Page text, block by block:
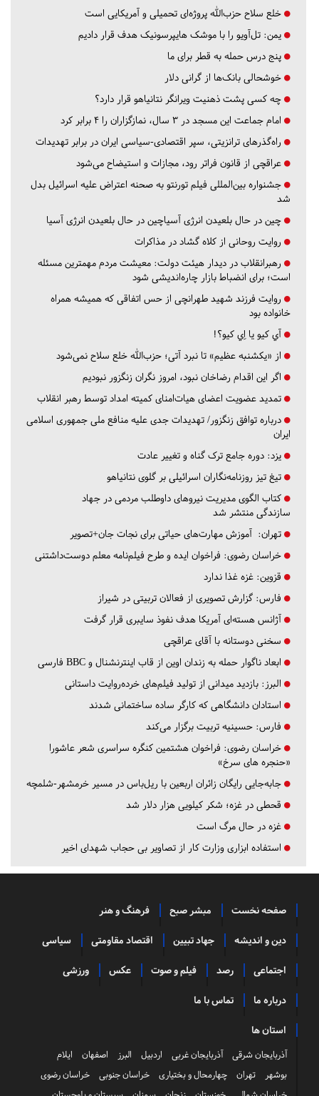
خلع سلاح حزب‌الله پروژه‌ای تحمیلی و آمریکایی است
یمن: تل‌آویو را با موشک هایپرسونیک هدف قرار دادیم
پنج درس‌ حمله به قطر برای ما
خوشحالی بانک‌ها از گرانی دلار
چه کسی پشت ذهنیت ویرانگر نتانیاهو قرار دارد؟
امام جماعت این مسجد در ۳ سال، نمازگزاران را ۴ برابر کرد
راه‌گذرهای ترانزیتی، سپر اقتصادی-سیاسی ایران در برابر تهدیدات
عراقچی از قانون فراتر رود، مجازات و استیضاح می‌شود
جشنواره بین‌المللی فیلم تورنتو به صحنه اعتراض علیه اسرائیل بدل
شد
چین در حال بلعیدن انرژی آسیاچین در حال بلعیدن انرژی آسیا
روایت روحانی از کلاه گشاد در مذاکرات
رهبرانقلاب در دیدار هیئت دولت: معیشت مردم مهمترین مسئله
است؛ برای انضباط بازار چاره‌اندیشی شود
روایت فرزند شهید طهرانچی از حس اتفاقی که همیشه همراه
خانواده بود
آي كيو يا اِي كيو؟!
از «یکشنبه عظیم» تا نبرد آتی؛ حزب‌الله خلع سلاح نمی‌شود
اگر این اقدام رضاخان نبود، امروز نگران زنگزور نبودیم
تمدید عضویت اعضای هیات‌امنای کمیته امداد توسط رهبر انقلاب
درباره توافق زنگزور/ تهدیدات جدی علیه منافع ملی جمهوری اسلامی
ایران
یزد: دوره جامع ترک گناه و تغییر عادت
تیغ تیز روزنامه‌نگاران اسرائیلی بر گلوی نتانیاهو
کتاب الگوی مدیریت نیروهای داوطلب مردمی در جهاد
سازندگی منتشر شد
تهران: آموزش مهارت‌های حیاتی برای نجات جان+تصویر
خراسان رضوی: فراخوان ایده و طرح فیلم‌نامه معلم دوست‌داشتنی
قزوین: غزه غذا ندارد
فارس: گزارش تصویری از فعالان تربیتی در شیراز
آژانس هسته‌ای آمریکا هدف نفوذ سایبری قرار گرفت
سخنی دوستانه با آقای عراقچی
ابعاد ناگوار حمله به زندان اوین از قاب اینترنشنال و BBC فارسی
البرز: بازدید میدانی از تولید فیلم‌های خرده‌روایت داستانی
استادان دانشگاهی که کارگر ساده ساختمانی شدند
فارس: حسینیه تربیت برگزار می‌کند
خراسان رضوی: فراخوان هشتمین کنگره سراسری شعر عاشورا
«حنجره های سرخ»
جابه‌جایی رایگان زائران اربعین با ریل‌باس در مسیر خرمشهر-شلمچه
قحطی در غزه؛ شکر کیلویی هزار دلار شد
غزه در حال مرگ است
استفاده ابزاری وزارت کار از تصاویر بی حجاب شهدای اخیر
صفحه نخست مبشر صبح فرهنگ و هنر
دین و اندیشه جهاد تبیین اقتصاد مقاومتی سیاسی
اجتماعی رصد فیلم و صوت عکس ورزشی
درباره ما تماس با ما
استان ها
آذربایجان شرقی آذربایجان غربی اردبیل البرز اصفهان
ایلام
بوشهر
تهران چهارمحال و بختیاری خراسان جنوبی
خراسان رضوی